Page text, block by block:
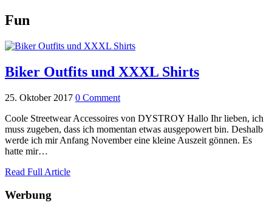
Fun
Biker Outfits und XXXL Shirts
25. Oktober 2017 0 Comment
Coole Streetwear Accessoires von DYSTROY Hallo Ihr lieben, ich
muss zugeben, dass ich momentan etwas ausgepowert bin. Deshalb
werde ich mir Anfang November eine kleine Auszeit gönnen. Es
hatte mir…
Read Full Article
Werbung